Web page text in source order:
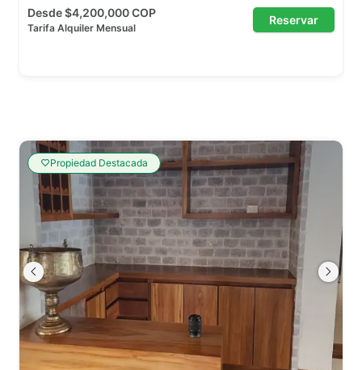
Desde$4,200,000 COP
Tarifa Alquiler Mensual
Reservar
Propiedad Destacada